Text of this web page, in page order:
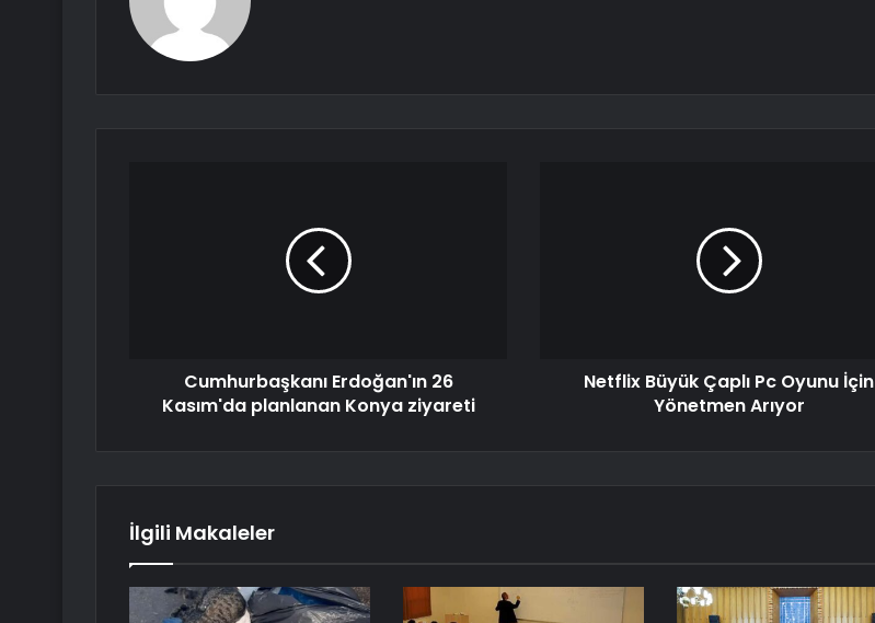
Cumhurbaşkanı Erdoğan'ın 26
Kasım'da planlanan Konya ziyareti
Netflix Büyük Çaplı Pc Oyunu İçin
Yönetmen Arıyor
İlgili Makaleler